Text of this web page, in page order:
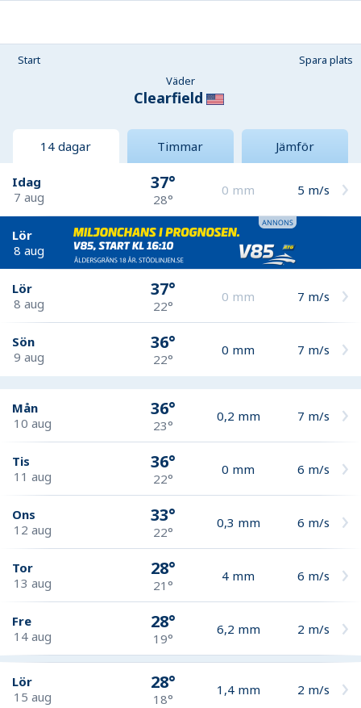
Start
Spara plats
Väder
Clearfield
14 dagar Timmar Jämför
Idag
7 aug
37°
28°
0 mm 5 m/s
Lör
8 aug
Lör
8 aug
37°
22°
0 mm 7 m/s
Sön
9 aug
36°
22°
0 mm 7 m/s
Mån
10 aug
36°
23°
0,2 mm 7 m/s
Tis
11 aug
36°
22°
0 mm 6 m/s
Ons
12 aug
33°
22°
0,3 mm 6 m/s
Tor
13 aug
28°
21°
4 mm 6 m/s
Fre
14 aug
28°
19°
6,2 mm 2 m/s
Lör
15 aug
28°
18°
1,4 mm 2 m/s